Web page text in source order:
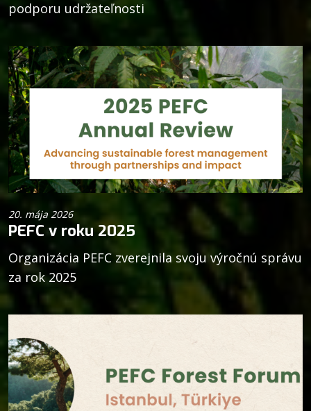
podporu udržateľnosti
20. mája 2026
PEFC v roku 2025
Organizácia PEFC zverejnila svoju výročnú správu
za rok 2025